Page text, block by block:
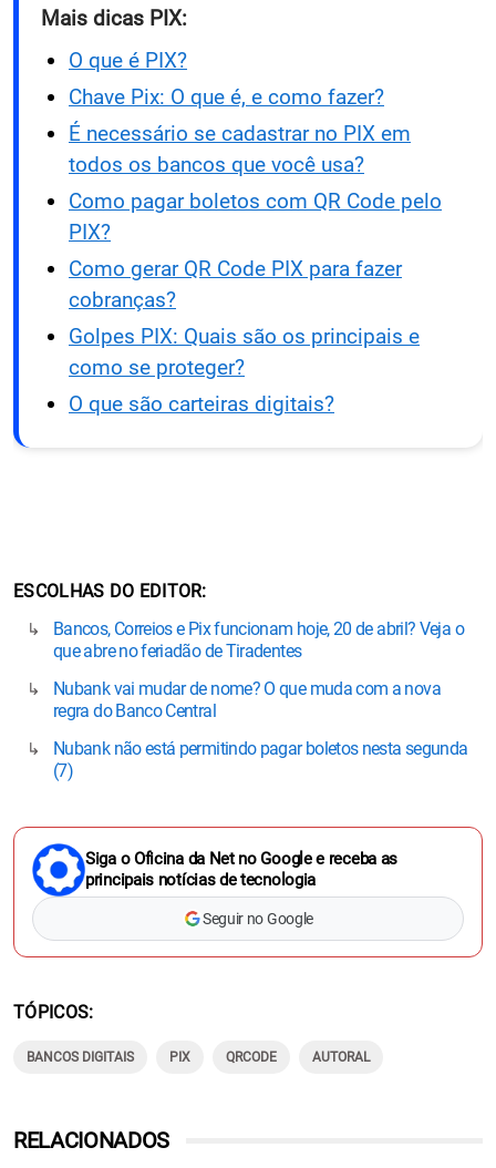
Mais dicas PIX:
O que é PIX?
Chave Pix: O que é, e como fazer?
É necessário se cadastrar no PIX em
todos os bancos que você usa?
Como pagar boletos com QR Code pelo
PIX?
Como gerar QR Code PIX para fazer
cobranças?
Golpes PIX: Quais são os principais e
como se proteger?
O que são carteiras digitais?
ESCOLHAS DO EDITOR
Bancos, Correios e Pix funcionam hoje, 20 de abril? Veja o
que abre no feriadão de Tiradentes
Nubank vai mudar de nome? O que muda com a nova
regra do Banco Central
Nubank não está permitindo pagar boletos nesta segunda
(7)
Siga o Oficina da Net no Google e receba as
principais notícias de tecnologia
Seguir no Google
TÓPICOS
BANCOS DIGITAIS PIX QRCODE AUTORAL
RELACIONADOS